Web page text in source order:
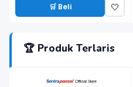
🛒 Beli 🤍
🏆 Produk Terlaris